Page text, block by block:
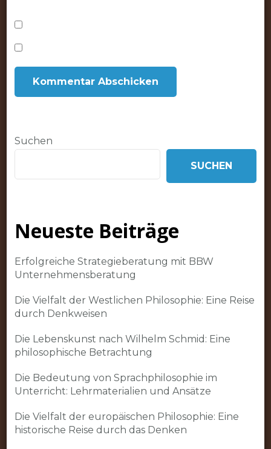
Suchen
SUCHEN
Neueste Beiträge
Erfolgreiche Strategieberatung mit BBW
Unternehmensberatung
Die Vielfalt der Westlichen Philosophie: Eine Reise
durch Denkweisen
Die Lebenskunst nach Wilhelm Schmid: Eine
philosophische Betrachtung
Die Bedeutung von Sprachphilosophie im
Unterricht: Lehrmaterialien und Ansätze
Die Vielfalt der europäischen Philosophie: Eine
historische Reise durch das Denken